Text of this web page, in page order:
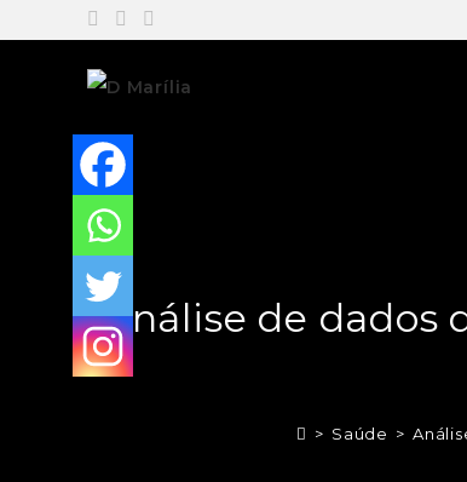
Análise de dados
> Saúde >